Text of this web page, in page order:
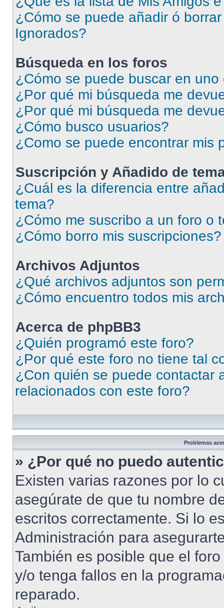
¿Cómo se puede añadir ó
Ignorados?
Búsqueda en los foros
¿Cómo se puede buscar en uno
¿Por qué mi búsqueda me
¿Por qué mi búsqueda me
¿Cómo busco usuarios?
¿Como se puede encontrar mis
Suscripción y Añadido de
¿Cuál es la diferencia entre
tema?
¿Cómo me suscribo a un foro o
¿Cómo borro mis suscripciones?
Archivos Adjuntos
¿Qué archivos adjuntos son
¿Cómo encuentro todos mis
Acerca de phpBB3
¿Quién programó este foro?
¿Por qué este foro no tiene tal
¿Con quién se puede contactar
relacionados con este foro?
Problemas
» ¿Por qué no puedo
Existen varias razones por lo
asegúrate de que tu nombre
escritos correctamente. Si lo
Administración para
También es posible que el
y/o tenga fallos en la
reparado.